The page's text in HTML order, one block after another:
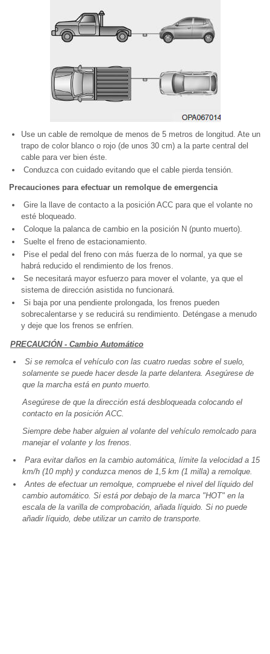
Use un cable de remolque de menos de 5 metros de longitud. Ate un
trapo de color blanco o rojo (de unos 30 cm) a la parte central del
cable para ver bien éste.
Conduzca con cuidado evitando que el cable pierda tensión.
Precauciones para efectuar un remolque de emergencia
Gire la llave de contacto a la posición ACC para que el volante no
esté bloqueado.
Coloque la palanca de cambio en la posición N (punto muerto).
Suelte el freno de estacionamiento.
Pise el pedal del freno con más fuerza de lo normal, ya que se
habrá reducido el rendimiento de los frenos.
Se necesitará mayor esfuerzo para mover el volante, ya que el
sistema de dirección asistida no funcionará.
Si baja por una pendiente prolongada, los frenos pueden
sobrecalentarse y se reducirá su rendimiento. Deténgase a menudo
y deje que los frenos se enfríen.
PRECAUCIÓN - Cambio Automático
Si se remolca el vehículo con las cuatro ruedas sobre el suelo,
solamente se puede hacer desde la parte delantera. Asegúrese de
que la marcha está en punto muerto.
Asegúrese de que la dirección está desbloqueada colocando el
contacto en la posición ACC.
Siempre debe haber alguien al volante del vehículo remolcado para
manejar el volante y los frenos.
Para evitar daños en la cambio automática, límite la velocidad a 15
km/h (10 mph) y conduzca menos de 1,5 km (1 milla) a remolque.
Antes de efectuar un remolque, compruebe el nivel del líquido del
cambio automático. Si está por debajo de la marca "HOT" en la
escala de la varilla de comprobación, añada líquido. Si no puede
añadir líquido, debe utilizar un carrito de transporte.